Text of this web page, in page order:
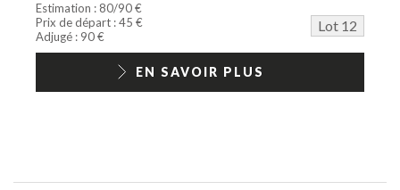
Estimation : 80/90 €
Prix de départ : 45 €
Lot 12
Adjugé : 90 €
EN SAVOIR PLUS